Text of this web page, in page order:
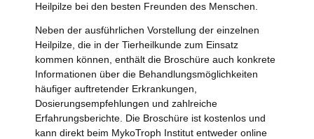
Heilpilze bei den besten Freunden des Menschen.
Neben der ausführlichen Vorstellung der einzelnen
Heilpilze, die in der Tierheilkunde zum Einsatz
kommen können, enthält die Broschüre auch konkrete
Informationen über die Behandlungsmöglichkeiten
häufiger auftretender Erkrankungen,
Dosierungsempfehlungen und zahlreiche
Erfahrungsberichte. Die Broschüre ist kostenlos und
kann direkt beim MykoTroph Institut entweder online